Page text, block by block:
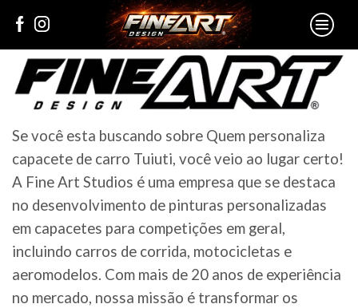
Se você esta buscando sobre Quem personaliza
capacete de carro Tuiuti, você veio ao lugar certo!
A Fine Art Studios é uma empresa que se destaca
no desenvolvimento de pinturas personalizadas
em capacetes para competições em geral,
incluindo carros de corrida, motocicletas e
aeromodelos. Com mais de 20 anos de experiência
no mercado, nossa missão é transformar os